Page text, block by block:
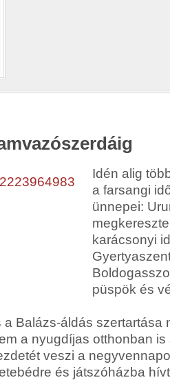
Idén alig
a farsangi
ünnepei:
karácsonyi
püspök és
Balázs-áldás szertartása
a nyugdíjas otthonban
veszi a
és játszóházba